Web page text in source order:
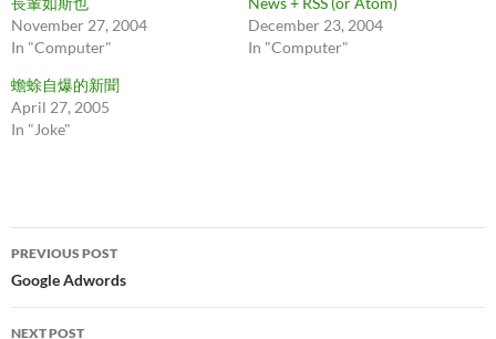
November 27, 2004
In "Computer"
December 23, 2004
In "Computer"
蟾蜍自爆的新聞
April 27, 2005
In "Joke"
Post
navigation
PREVIOUS POST
Google Adwords
NEXT POST